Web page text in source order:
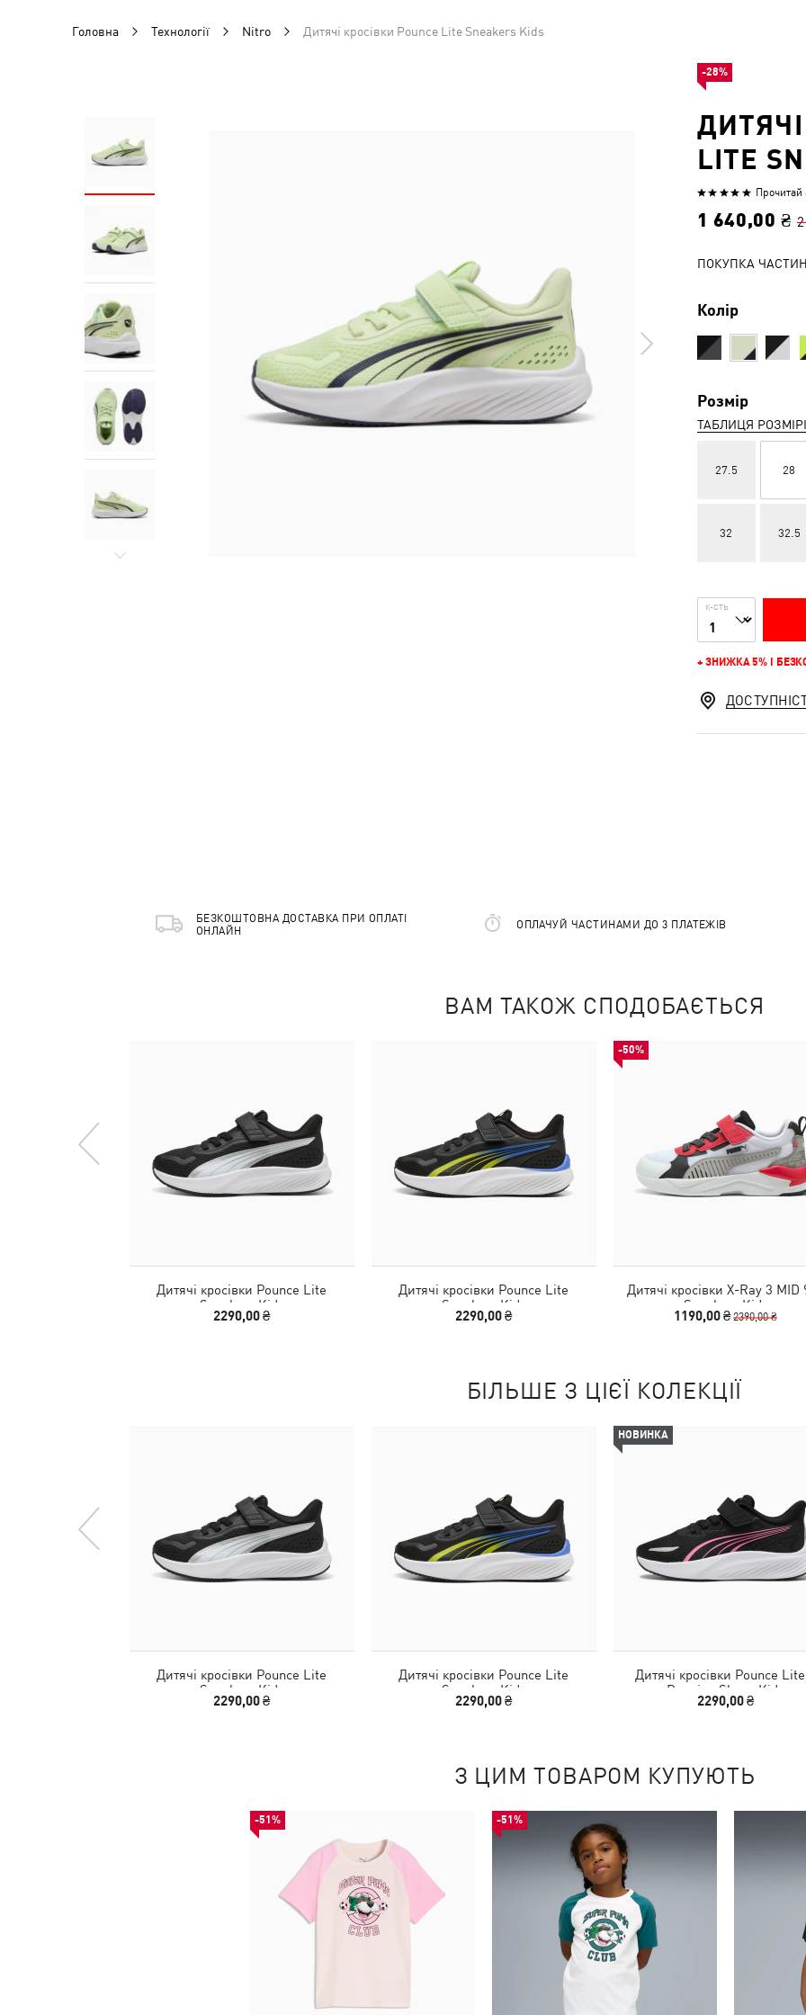
Головна Технології Nitro Дитячі кросівки Pounce Lite Sneakers Kids
ДИТЯЧІ
LITE
Оцінено
з
Прочитай
1 640,00 ₴
ПОКУПКА
Колір
Розмір
ТАБЛИЦЯ
27.5 28
32 32.5
К-СТЬ
+ ЗНИЖКА 5% І
-28%
БЕЗКОШТОВНА ДОСТАВКА ПРИ ОПЛАТІ
ОНЛАЙН
ОПЛАЧУЙ ЧАСТИНАМИ ДО 3 ПЛАТЕЖІВ
ВАМ ТАКОЖ СПОДОБАЄТЬСЯ
Дитячі кросівки Pounce Lite
Sneakers Kids
2290,00 ₴
Дитячі кросівки Pounce Lite
Sneakers Kids
2290,00 ₴
-50%
Дитячі кросівки X-Ray 3 MID
Sneakers Kids
1190,00 ₴2390,00 ₴
БІЛЬШЕ З ЦІЄЇ КОЛЕКЦІЇ
Дитячі кросівки Pounce Lite
Sneakers Kids
2290,00 ₴
Дитячі кросівки Pounce Lite
Sneakers Kids
2290,00 ₴
НОВИНКА
Дитячі кросівки Pounce
Running Shoes Kids
2290,00 ₴
З ЦИМ ТОВАРОМ КУПУЮТЬ
-51% -51%